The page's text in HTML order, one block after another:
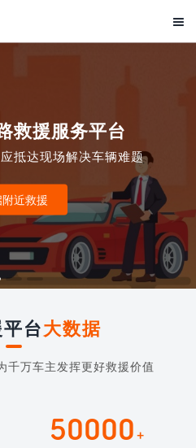

救援服务平台
抵达现场解决车辆难题
近救援
台大数据
千万车主发挥更好救援价值
50000 +